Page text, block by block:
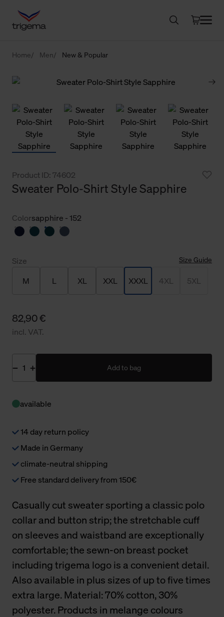
Home Men New & Popular
Product ID: 74602
Sweater Polo-Shirt Style Sapphire
Colorsapphire - 152
Size Size Guide
M L XL XXL XXXL 4XL 5XL
82,90 €
incl. VAT.
Add to bag
available
14 day return policy
Made in Germany
climate-neutral shipping
Free standard delivery from 150€
Casually cut sweater sporting a classic polo
collar and button strip; the stretchable cuff
on sleeves and waistband are exceptionally
comfortable; the sewn-on breast pocket
including trigema logo is a convenient detail.
Also available in plus sizes of up to five times
extra large. Material: 70% cotton, 30%
polyester. Products in melange colours